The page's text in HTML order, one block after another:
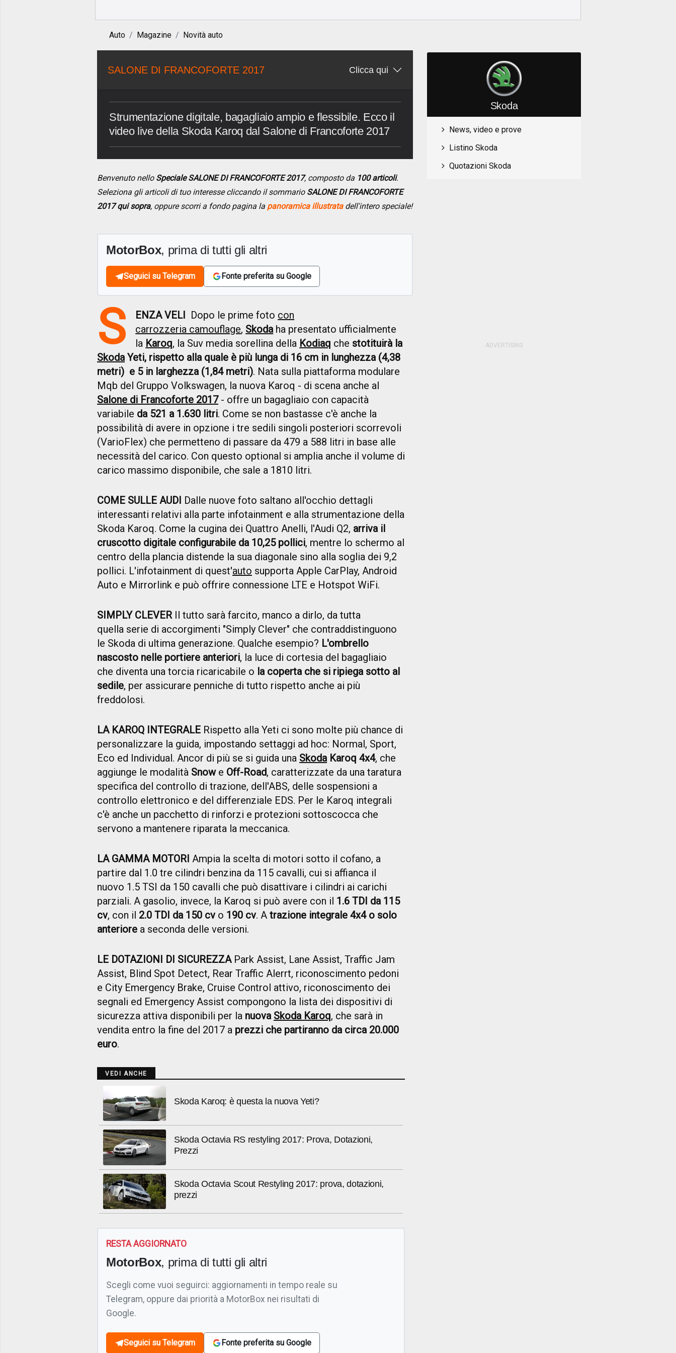
Auto Magazine Novità auto
SALONE DI FRANCOFORTE 2017 Clicca qui
Strumentazione digitale, bagagliaio ampio e flessibile. Ecco il
video live della Skoda Karoq dal Salone di Francoforte 2017
Benvenuto nello Speciale SALONE DI FRANCOFORTE 2017, composto da 100 articoli.
Seleziona gli articoli di tuo interesse cliccando il sommario SALONE DI FRANCOFORTE
2017 qui sopra, oppure scorri a fondo pagina la panoramica illustratadell'intero speciale!
MotorBox, prima di tutti gli altri
Seguici su Telegram Fonte preferita su Google
S ENZA VELI Dopo le prime foto con
carrozzeria camouflage, Skodaha presentato ufficialmente
la Karoq, la Suv media sorellina della Kodiaq che stotituirà la
SkodaYeti, rispetto alla quale è più lunga di 16 cm in lunghezza (4,38
metri) e 5 in larghezza (1,84 metri). Nata sulla piattaforma modulare
Mqb del Gruppo Volkswagen, la nuova Karoq - di scena anche al
Salone di Francoforte 2017- offre un bagagliaio con capacità
variabile da 521 a 1.630 litri. Come se non bastasse c'è anche la
possibilità di avere in opzione i tre sedili singoli posteriori scorrevoli
(VarioFlex) che permetteno di passare da 479 a 588 litri in base alle
necessità del carico. Con questo optional si amplia anche il volume di
carico massimo disponibile, che sale a 1810 litri.
COME SULLE AUDI Dalle nuove foto saltano all'occhio dettagli
interessanti relativi alla parte infotainment e alla strumentazione della
Skoda Karoq. Come la cugina dei Quattro Anelli, l'Audi Q2, arriva il
cruscotto digitale configurabile da 10,25 pollici, mentre lo schermo al
centro della plancia distende la sua diagonale sino alla soglia dei 9,2
pollici. L'infotainment di quest'auto supporta Apple CarPlay, Android
Auto e Mirrorlink e può offrire connessione LTE e Hotspot WiFi.
SIMPLY CLEVERIl tutto sarà farcito, manco a dirlo, da tutta
quella serie di accorgimenti "Simply Clever" che contraddistinguono
le Skoda di ultima generazione. Qualche esempio? L'ombrello
nascosto nelle portiere anteriori, la luce di cortesia del bagagliaio
che diventa una torcia ricaricabile o la coperta che si ripiega sotto al
sedile, per assicurare penniche di tutto rispetto anche ai più
freddolosi.
LA KAROQ INTEGRALE Rispetto alla Yeti ci sono molte più chance di
personalizzare la guida, impostando settaggi ad hoc: Normal, Sport,
Eco ed Individual. Ancor di più se si guida una SkodaKaroq 4x4, che
aggiunge le modalità Snowe Off-Road, caratterizzate da una taratura
specifica del controllo di trazione, dell'ABS, delle sospensioni a
controllo elettronico e del differenziale EDS. Per le Karoq integrali
c'è anche un pacchetto di rinforzi e protezioni sottoscocca che
servono a mantenere riparata la meccanica.
LA GAMMA MOTORI Ampia la scelta di motori sotto il cofano, a
partire dal 1.0 tre cilindri benzina da 115 cavalli, cui si affianca il
nuovo 1.5 TSI da 150 cavalli che può disattivare i cilindri ai carichi
parziali. A gasolio, invece, la Karoq si può avere con il 1.6 TDI da 115
cv, con il 2.0 TDI da 150 cvo 190 cv. A trazione integrale 4x4 o solo
anteriore a seconda delle versioni.
LE DOTAZIONI DI SICUREZZAPark Assist, Lane Assist, Traffic Jam
Assist, Blind Spot Detect, Rear Traffic Alerrt, riconoscimento pedoni
e City Emergency Brake, Cruise Control attivo, riconoscimento dei
segnali ed Emergency Assist compongono la lista dei dispositivi di
sicurezza attiva disponibili per la nuova Skoda Karoq, che sarà in
vendita entro la fine del 2017 a prezzi che partiranno da circa 20.000
euro.
VEDI ANCHE
Skoda Karoq: è questa la nuova Yeti?
Skoda Octavia RS restyling 2017: Prova, Dotazioni,
Prezzi
Skoda Octavia Scout Restyling 2017: prova, dotazioni,
prezzi
RESTA AGGIORNATO
MotorBox, prima di tutti gli altri
Scegli come vuoi seguirci: aggiornamenti in tempo reale su
Telegram, oppure dai priorità a MotorBox nei risultati di
Google.
Seguici su Telegram Fonte preferita su Google
Skoda
News, video e prove
Listino Skoda
Quotazioni Skoda